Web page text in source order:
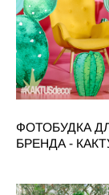
ФОТОБУДКА
БРЕНДА -